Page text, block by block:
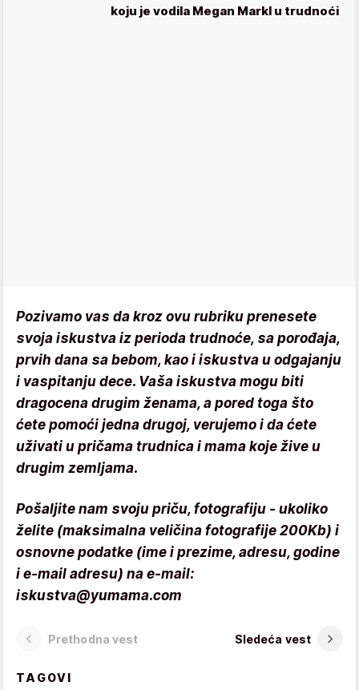
koju je vodila Megan Markl u trudnoći
Pozivamo vas da kroz ovu rubriku prenesete
svoja iskustva iz perioda trudnoće, sa porođaja,
prvih dana sa bebom, kao i iskustva u odgajanju
i vaspitanju dece. Vaša iskustva mogu biti
dragocena drugim ženama, a pored toga što
ćete pomoći jedna drugoj, verujemo i da ćete
uživati u pričama trudnica i mama koje žive u
drugim zemljama.
Pošaljite nam svoju priču, fotografiju - ukoliko
želite (maksimalna veličina fotografije 200Kb) i
osnovne podatke (ime i prezime, adresu, godine
i e-mail adresu) na e-mail:
iskustva@yumama.com
Prethodna vest Sledeća vest
TAGOVI